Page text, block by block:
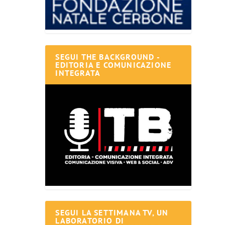
SEGUI THE BACKGROUND -
EDITORIA E COMUNICAZIONE
INTEGRATA
SEGUI LA SETTIMANA TV, UN
LABORATORIO DI